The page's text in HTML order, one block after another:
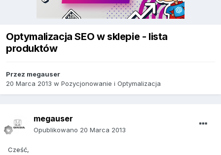
Optymalizacja SEO w sklepie - lista
produktów
Przez megauser
20 Marca 2013 w Pozycjonowanie i Optymalizacja
megauser
Opublikowano 20 Marca 2013
Cześć,